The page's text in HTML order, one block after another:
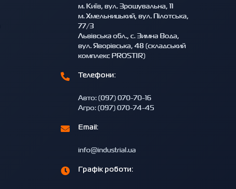
м. Київ, вул. Зрошувальна, 11
м. Хмельницький, вул. Пілотська,
77/3
Львівська обл., с. Зимна Вода,
вул. Яворівська, 48 (складський
комплекс PROSTIR)
Телефони:
Авто: (097) 070-70-16
Агро: (097) 070-74-45
Email:
info@industrial.ua
Графік роботи: